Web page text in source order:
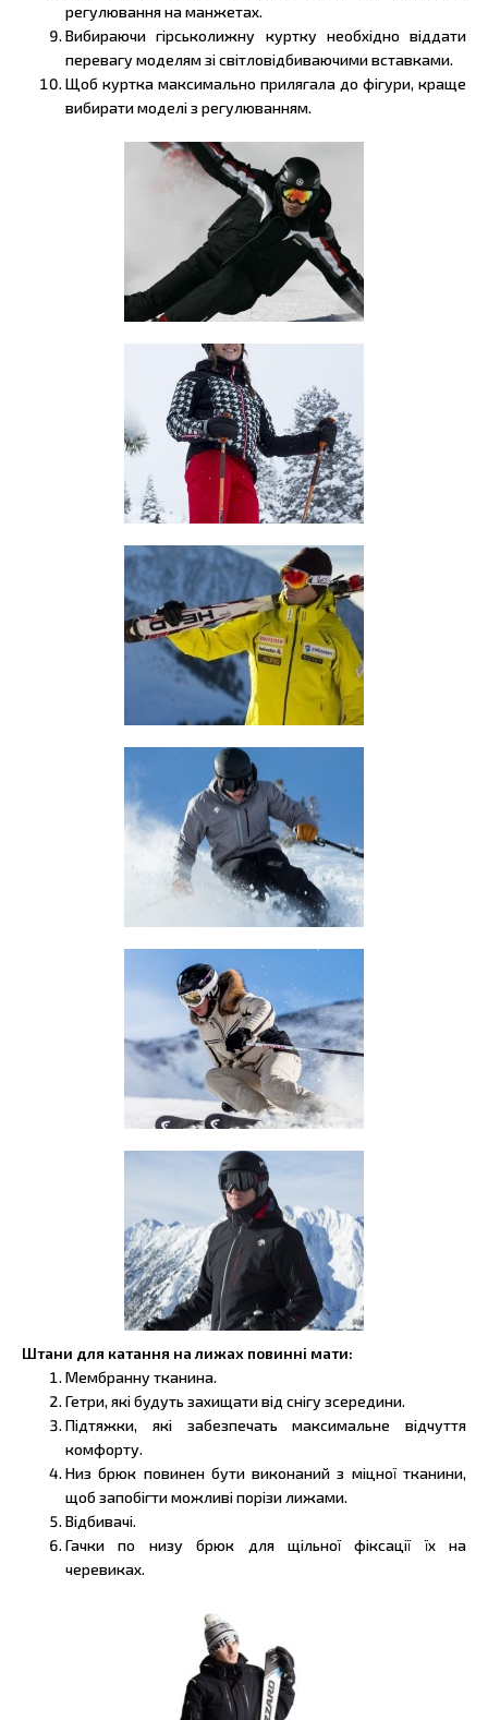
регулювання на манжетах.
Вибираючи гірськолижну куртку необхідно віддати
перевагу моделям зі світловідбиваючими вставками.
Щоб куртка максимально прилягала до фігури, краще
вибирати моделі з регулюванням.
Штани для катання на лижах повинні мати:
Мембранну тканина.
Гетри, які будуть захищати від снігу зсередини.
Підтяжки, які забезпечать максимальне відчуття
комфорту.
Низ брюк повинен бути виконаний з міцної тканини,
щоб запобігти можливі порізи лижами.
Відбивачі.
Гачки по низу брюк для щільної фіксації їх на
черевиках.